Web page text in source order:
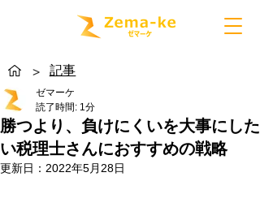
> 記事
勝つより、負けにくいを大事にした
い税理士さんにおすすめの戦略
ゼマーケ
読了時間: 1分
更新日： 2022年5月28日